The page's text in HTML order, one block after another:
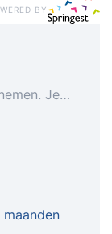
BY
Je
planet
binnen
past? In